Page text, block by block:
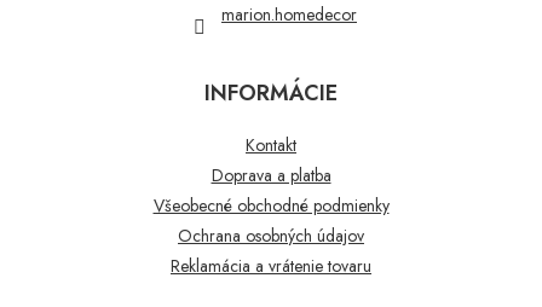
marion.homedecor
INFORMÁCIE
Kontakt
Doprava a platba
Všeobecné obchodné podmienky
Ochrana osobných údajov
Reklamácia a vrátenie tovaru